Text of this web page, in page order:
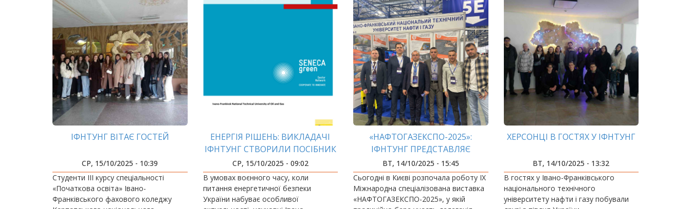
ІФНТУНГ ВІТАЄ ГОСТЕЙ
СР, 15/10/2025 - 10:39
Студенти ІІІ курсу спеціальності
«Початкова освіта» Івано-
Франківського фахового коледжу
ЕНЕРГІЯ РІШЕНЬ: ВИКЛАДАЧІ
ІФНТУНГ СТВОРИЛИ ПОСІБНИК
З МОНТАЖУ АВТОНОМНИХ
ЗАРЯДНИХ СТАНЦІЙ
СР, 15/10/2025 - 09:02
В умовах воєнного часу, коли
питання енергетичної безпеки
України набуває особливої
«НАФТОГАЗЕКСПО-2025»:
ІФНТУНГ ПРЕДСТАВЛЯЄ
ГАЛУЗЕВУ ОСВІТУ Й НАУКУ
ВТ, 14/10/2025 - 15:45
Сьогодні в Києві розпочала роботу IX
Міжнародна спеціалізована виставка
«НАФТОГАЗЕКСПО-2025», у якій
ХЕРСОНЦІ В ГОСТЯХ У ІФНТУНГ
ВТ, 14/10/2025 - 13:32
В гостях у Івано-Франківського
національного технічного
університету нафти і газу побували